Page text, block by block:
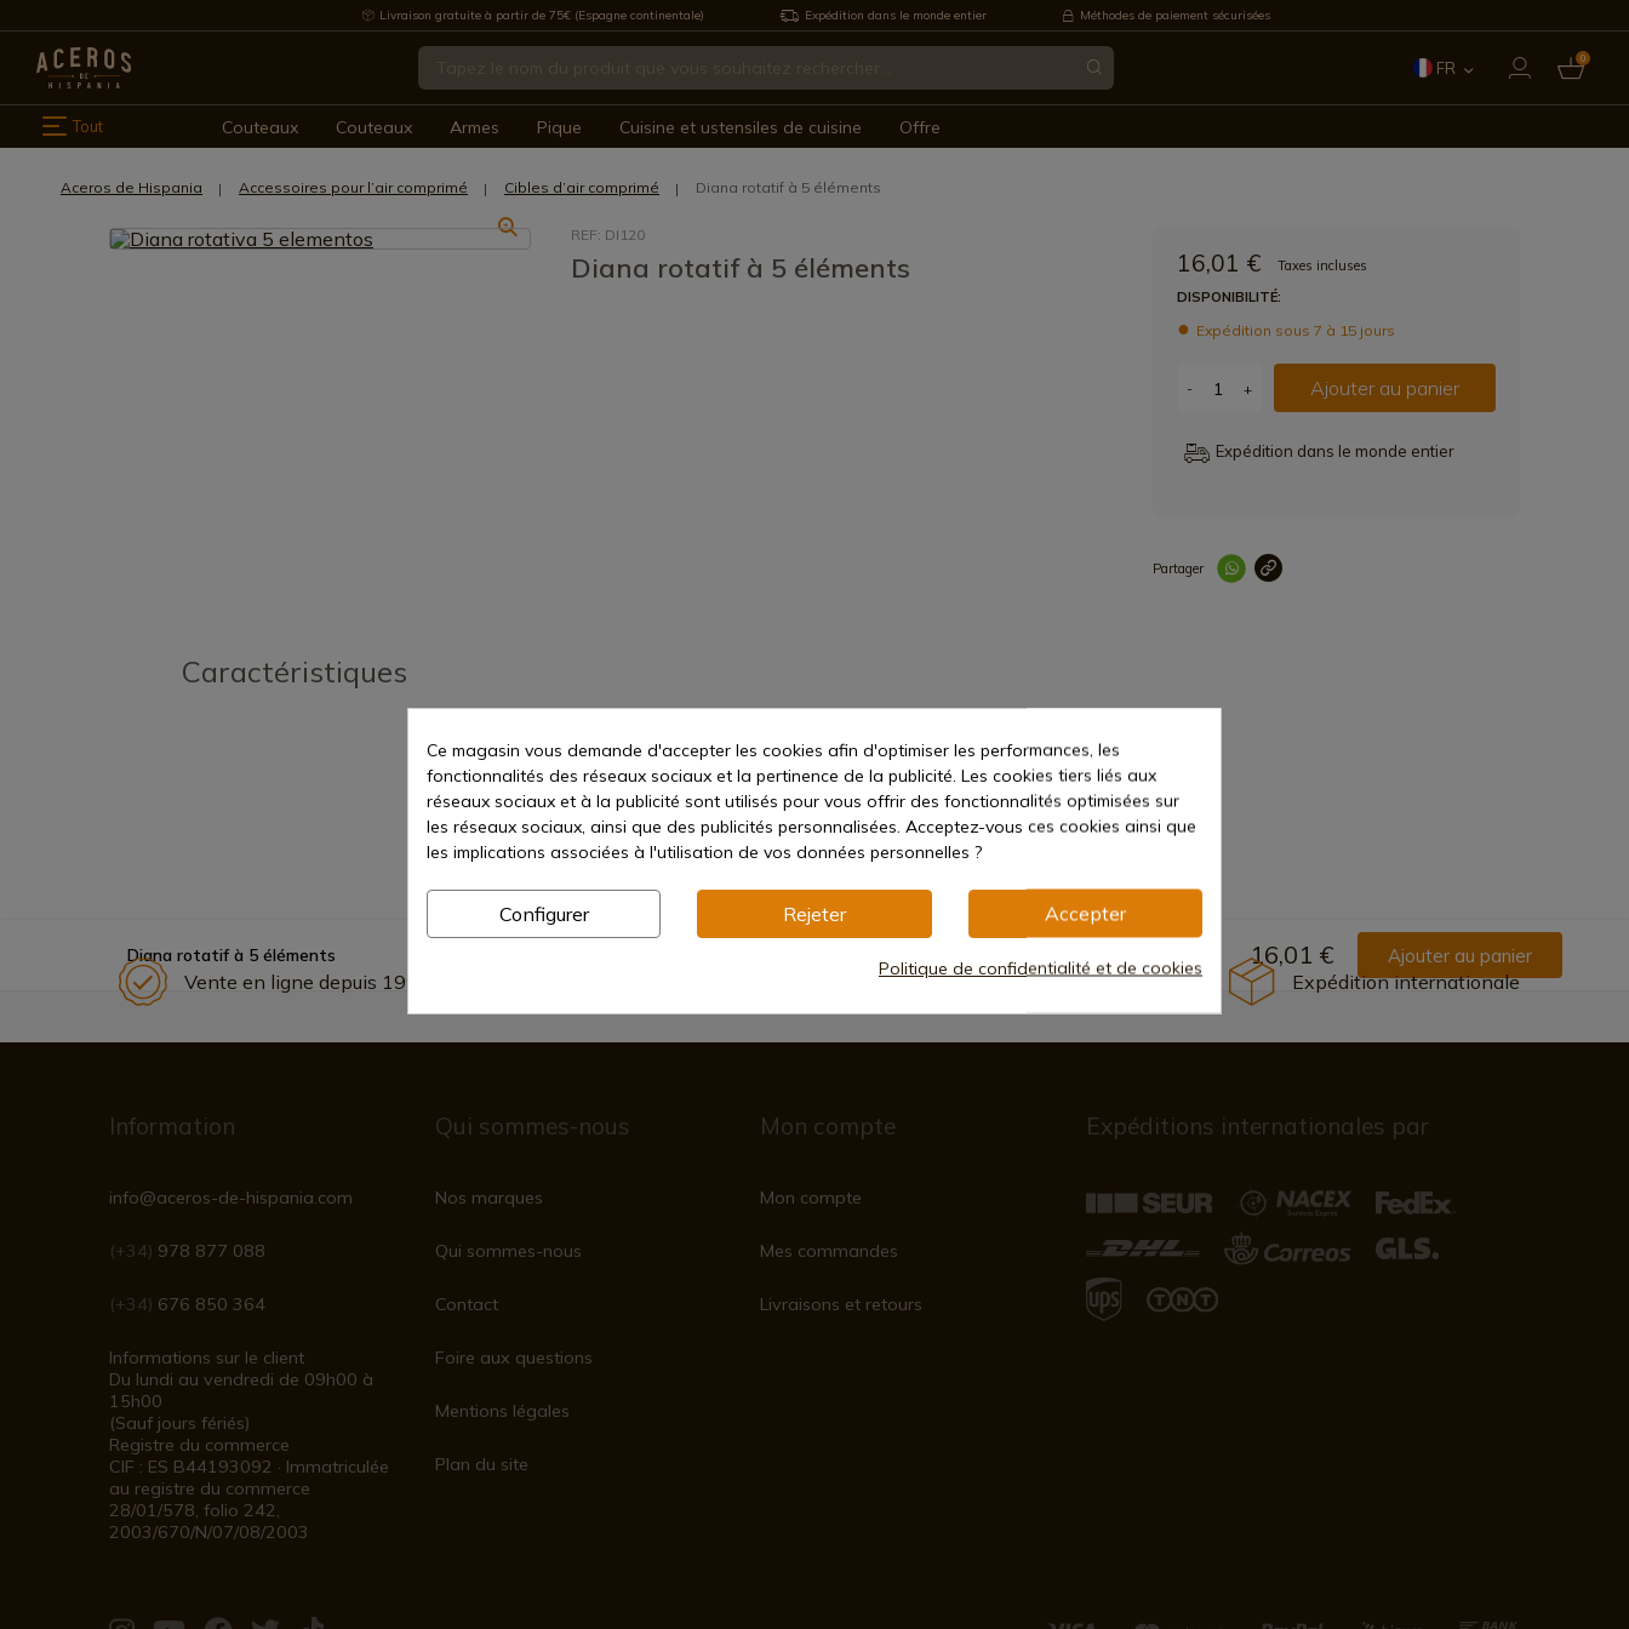
Livraison gratuite à partir de 75€ (Espagne continentale) Expédition dans le monde entier Méthodes de paiement sécurisées
FR 0
Tout Couteaux Couteaux Armes Pique Cuisine et ustensiles de cuisine Offre
Aceros de Hispania Accessoires pour l’air comprimé Cibles d’air comprimé Diana rotatif à 5 éléments
REF: DI120
Diana rotatif à 5 éléments 16,01 €
Taxes incluses
DISPONIBILITÉ:
Expédition sous 7 à 15 jours
- + Ajouter au panier
Expédition dans le monde entier
Partager
Caractéristiques
Diana rotatif à 5 éléments 16,01 € Ajouter au panier
Vente en ligne depuis 1998 Méthodes de paiement sécurisées Expédition internationale
Information
info@aceros-de-hispania.com
(+34) 978 877 088
(+34) 676 850 364
Informations sur le client
Du lundi au vendredi de 09h00 à
15h00
(Sauf jours fériés)
Registre du commerce
CIF : ES B44193092 · Immatriculée
au registre du commerce
28/01/578, folio 242,
2003/670/N/07/08/2003
Qui sommes-nous
Nos marques
Qui sommes-nous
Contact
Foire aux questions
Mentions légales
Plan du site
Mon compte
Mon compte
Mes commandes
Livraisons et retours
Expéditions internationales par
Ce magasin vous demande d'accepter les cookies afin d'optimiser les performances, les
fonctionnalités des réseaux sociaux et la pertinence de la publicité. Les cookies tiers liés aux
réseaux sociaux et à la publicité sont utilisés pour vous offrir des fonctionnalités optimisées sur
les réseaux sociaux, ainsi que des publicités personnalisées. Acceptez-vous ces cookies ainsi que
les implications associées à l'utilisation de vos données personnelles ?
Configurer Rejeter Accepter
Politique de confidentialité et de cookies